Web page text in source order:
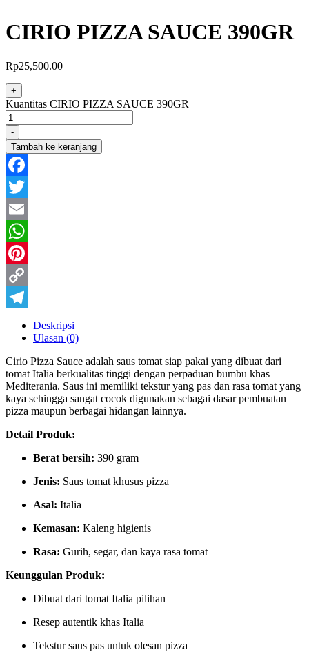
CIRIO PIZZA SAUCE 390GR
Rp25,500.00
+
Kuantitas CIRIO PIZZA SAUCE 390GR
-
Tambah ke keranjang
Facebook
Twitter
Email
WhatsApp
Pinterest
Copy
Telegram
Deskripsi
Ulasan (0)
Cirio Pizza Sauce adalah saus tomat siap pakai yang dibuat dari
tomat Italia berkualitas tinggi dengan perpaduan bumbu khas
Mediterania. Saus ini memiliki tekstur yang pas dan rasa tomat yang
kaya sehingga sangat cocok digunakan sebagai dasar pembuatan
pizza maupun berbagai hidangan lainnya.
Detail Produk:
Berat bersih: 390 gram
Jenis: Saus tomat khusus pizza
Asal: Italia
Kemasan: Kaleng higienis
Rasa: Gurih, segar, dan kaya rasa tomat
Keunggulan Produk:
Dibuat dari tomat Italia pilihan
Resep autentik khas Italia
Tekstur saus pas untuk olesan pizza